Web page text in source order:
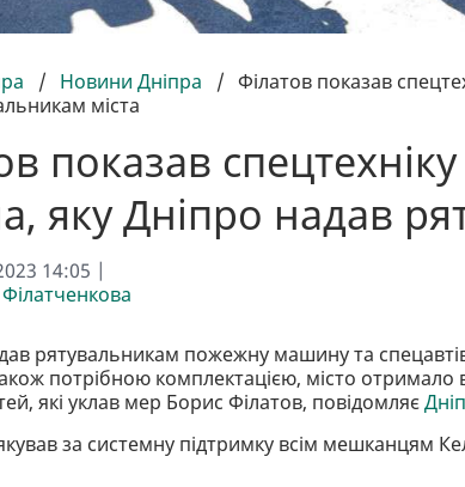
/ Новини Дніпра / Філатов показав
міста
показав
яку Дніпро надав
14:05 |
рятувальникам пожежну машину та
потрібною комплектацією, місто отримало
які уклав мер Борис Філатов, повідомляє
за системну підтримку всім мешканцям